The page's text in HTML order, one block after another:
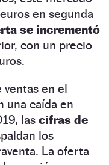
en segunda
se incrementó
con un precio
en el
una caída en
las cifras de
los
La oferta